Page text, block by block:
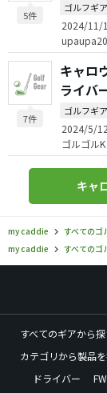
5件
ゴルフギア
2024/11/
7件
キャロ
ライバ
か？
ゴルフギア
2024/5/
ゴルゴルK
キャ
my caddie すべてのゴ
my caddie
すべてのゴ
すべてのギアから
カテゴリから製品
ドライバー
FW